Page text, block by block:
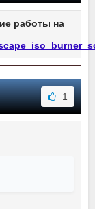
работы на
1